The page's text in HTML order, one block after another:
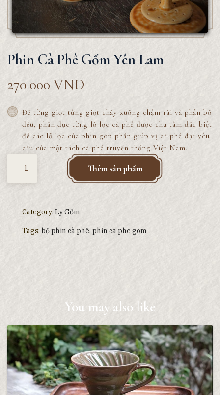
Phin Cà Phê Gốm Yên Lam
270.000 VND
Để từng giọt từng giọt chảy xuống chậm rãi và phân bổ
đều, phần đục từng lỗ lọc cà phê được chú tâm đặc biệt
để các lỗ lọc của phin góp phần giúp vị cà phê đạt yêu
cầu của một tách cà phê truyền thống Việt Nam.
Thêm sản phẩm
Category: Ly Gốm
Tags: bộ phin cà phê, phin ca phe gom
You may also like